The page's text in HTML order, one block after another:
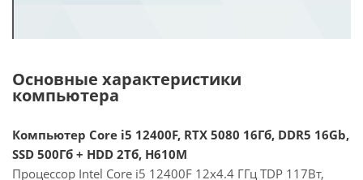
Основные характеристики
компьютера
Компьютер Core i5 12400F, RTX 5080 16Гб, DDR5 16Gb,
SSD 500Гб + HDD 2Тб, H610M
Процессор Intel Core i5 12400F 12x4.4 ГГц TDP 117Вт,